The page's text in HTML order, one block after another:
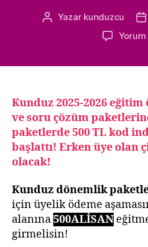
Yazının
Yazar kunduzcu
Kunduz 2025-2026
ve soru çözüm
paketlerde 500 TL kod
başlattı! Erken üye olan
olacak!
Kunduz dönemlik
için üyelik ödeme
alanına500ALİSAN
girmelisin!